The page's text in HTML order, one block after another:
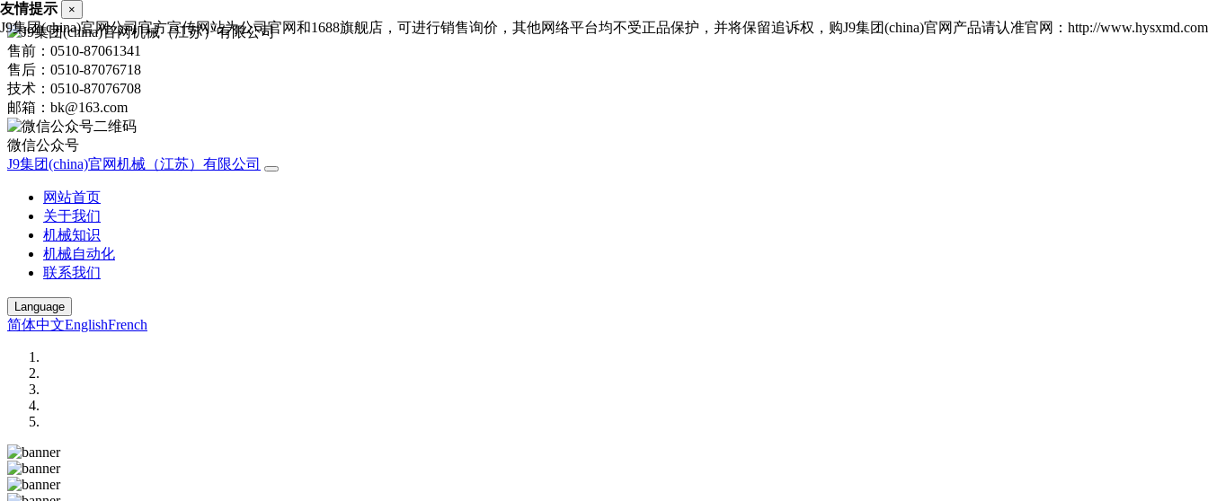
售前：0510-87061341
售后：0510-87076718
技术：0510-87076708
邮箱：bk@163.com
微信公众号
J9集团(china)官网机械（江苏）有限公司
网站首页
关于我们
机械知识
机械自动化
联系我们
Language
简体中文EnglishFrench
友情提示 ×
J9集团(china)官网公司官方宣传网站为公司官网和1688旗舰店，可进行销售询价，其他网络平台均不受正品保护，并将保留追诉权，购J9集团(china)官网产品请认准官网：http://www.hysxmd.com